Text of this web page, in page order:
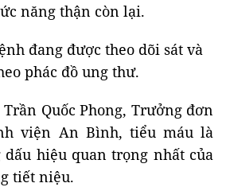
năng thận còn lại.
đang được theo dõi sát và
phác đồ ung thư.
Trần Quốc Phong, Trưởng đơn
viện An Bình, tiểu máu là
hiệu quan trọng nhất của
tiết niệu.